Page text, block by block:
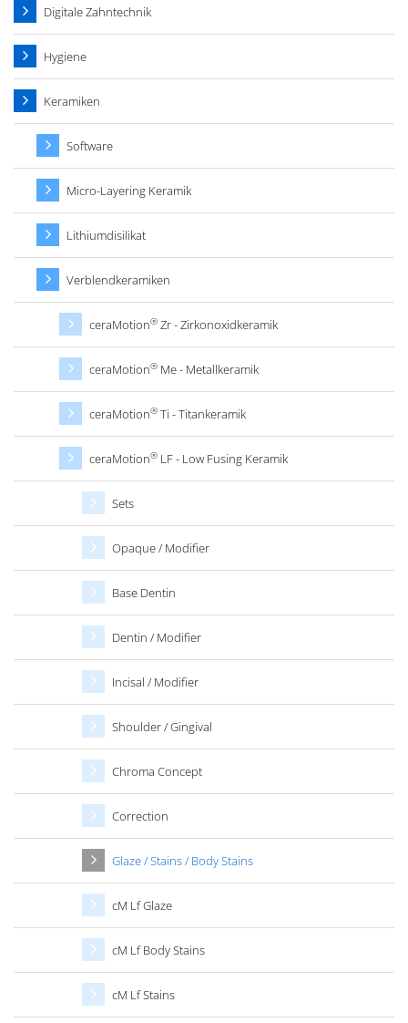
Digitale Zahntechnik
Hygiene
Keramiken
Software
Micro-Layering Keramik
Lithiumdisilikat
Verblendkeramiken
ceraMotion® Zr - Zirkonoxidkeramik
ceraMotion® Me - Metallkeramik
ceraMotion® Ti - Titankeramik
ceraMotion® LF - Low Fusing Keramik
Sets
Opaque / Modifier
Base Dentin
Dentin / Modifier
Incisal / Modifier
Shoulder / Gingival
Chroma Concept
Correction
Glaze / Stains / Body Stains
cM Lf Glaze
cM Lf Body Stains
cM Lf Stains